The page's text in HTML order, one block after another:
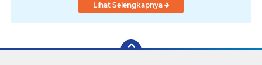
Lihat Selengkapnya